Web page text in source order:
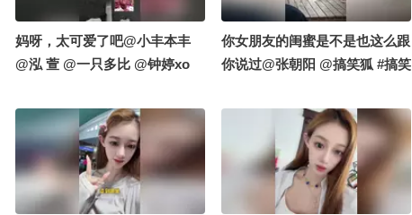
妈呀，太可爱了吧@小丰本丰
@泓 萱 @一只多比 @钟婷xo
你女朋友的闺蜜是不是也这么跟
你说过@张朝阳 @搞笑狐 #搞笑